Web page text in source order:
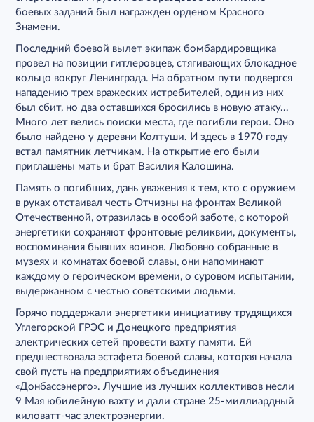
боевых заданий был награжден орденом Красного
Знамени.
Последний боевой вылет экипаж бомбардировщика
провел на позиции гитлеровцев, стягивающих блокадное
кольцо вокруг Ленинграда. На обратном пути подвергся
нападению трех вражеских истребителей, один из них
был сбит, но два оставшихся бросились в новую атаку...
Много лет велись поиски места, где погибли герои. Оно
было найдено у деревни Колтуши. И здесь в 1970 году
встал памятник летчикам. На открытие его были
приглашены мать и брат Василия Калошина.
Память о погибших, дань уважения к тем, кто с оружием
в руках отстаивал честь Отчизны на фронтах Великой
Отечественной, отразилась в особой заботе, с которой
энергетики сохраняют фронтовые реликвии, документы,
воспоминания бывших воинов. Любовно собранные в
музеях и комнатах боевой славы, они напоминают
каждому о героическом времени, о суровом испытании,
выдержанном с честью советскими людьми.
Горячо поддержали энергетики инициативу трудящихся
Углегорской ГРЭС и Донецкого предприятия
электрических сетей провести вахту памяти. Ей
предшествовала эстафета боевой славы, которая начала
свой пусть на предприятиях объединения
«Донбассэнерго». Лучшие из лучших коллективов несли
9 Мая юбилейную вахту и дали стране 25-миллиардный
киловатт-час электроэнергии.